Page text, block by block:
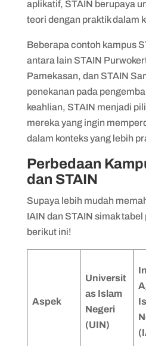
aplikatif, STAIN berupaya
teori dengan praktik dalam
Beberapa contoh kampus
antara lain STAIN
Pamekasan, dan STAIN
penekanan pada
keahlian, STAIN menjadi
mereka yang ingin
dalam konteks yang lebih
Perbedaan
dan STAIN
Supaya lebih mudah
IAIN dan STAIN simak
berikut ini!
Aspek
Universit
as Islam
Negeri
(UIN)